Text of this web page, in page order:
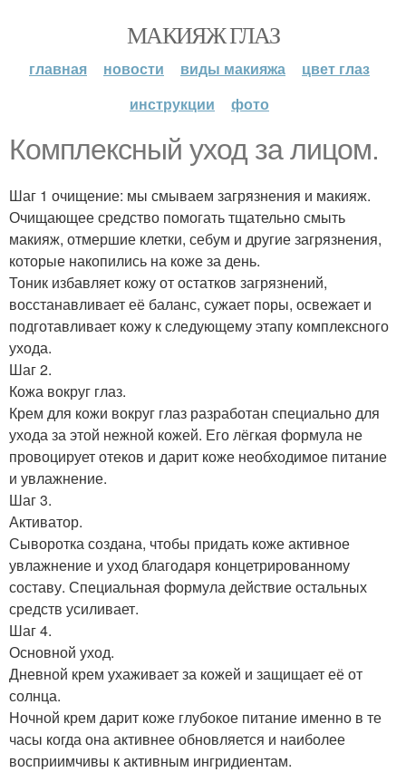
МАКИЯЖ ГЛАЗ
главная новости виды макияжа
цвет глаз
инструкции
фото
Комплексный уход за лицом.
Шаг 1 очищение: мы смываем загрязнения и макияж.
Очищающее средство помогать тщательно смыть
макияж, отмершие клетки, себум и другие загрязнения,
которые накопились на коже за день.
Тоник избавляет кожу от остатков загрязнений,
восстанавливает её баланс, сужает поры, освежает и
подготавливает кожу к следующему этапу комплексного
ухода.
Шаг 2.
Кожа вокруг глаз.
Крем для кожи вокруг глаз разработан специально для
ухода за этой нежной кожей. Его лёгкая формула не
провоцирует отеков и дарит коже необходимое питание
и увлажнение.
Шаг 3.
Активатор.
Сыворотка создана, чтобы придать коже активное
увлажнение и уход благодаря концетрированному
составу. Специальная формула действие остальных
средств усиливает.
Шаг 4.
Основной уход.
Дневной крем ухаживает за кожей и защищает её от
солнца.
Ночной крем дарит коже глубокое питание именно в те
часы когда она активнее обновляется и наиболее
восприимчивы к активным ингридиентам.